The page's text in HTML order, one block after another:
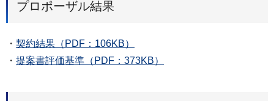
プロポーザル結果
・ 契約結果（PDF：106KB）
・ 提案書評価基準（PDF：373KB）